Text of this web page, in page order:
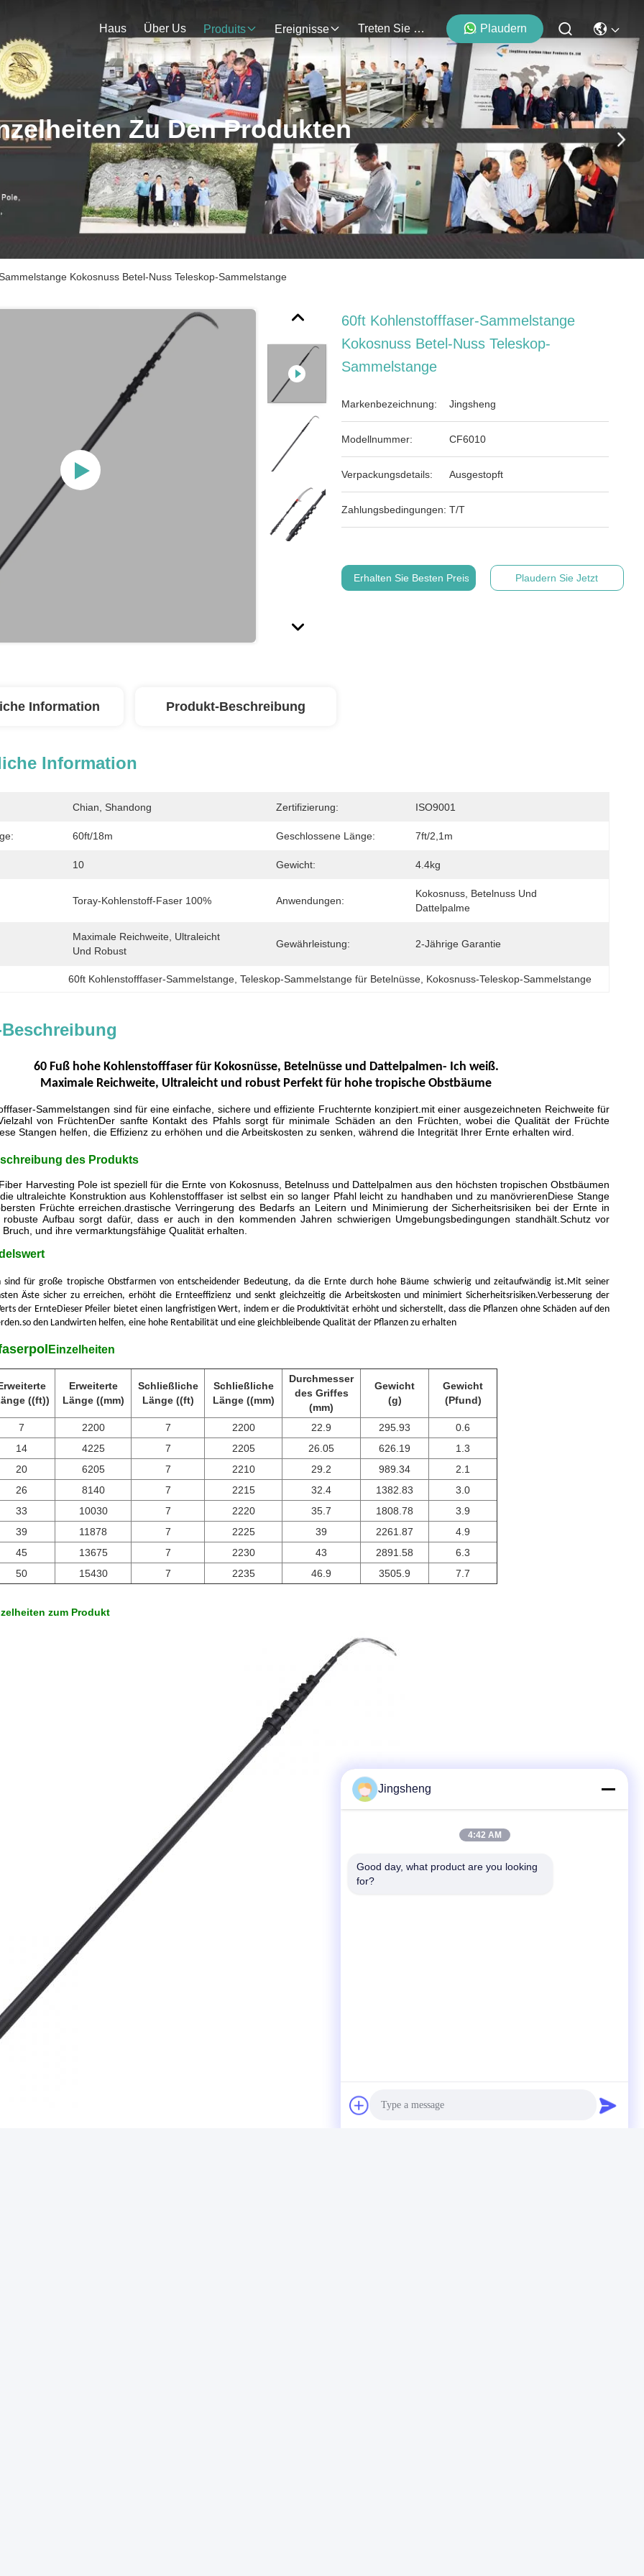
Haus Über Us Produits Ereignisse Treten Sie Mit Uns In Verbindung Plaudern
Zu Den Produkten
Kokosnuss Betel-Nuss Teleskop-Sammelstange
60ft Kohlenstofffaser-Sammelstange
Kokosnuss Betel-Nuss Teleskop-
Sammelstange
Markenbezeichnung: Jingsheng
Modellnummer: CF6010
Verpackungsdetails: Ausgestopft
Zahlungsbedingungen: T/T
Erhalten Sie Besten Preis Plaudern Sie Jetzt
Information Produkt-Beschreibung
Information
Chian, Shandong Zertifizierung: ISO9001
60ft/18m Geschlossene Länge: 7ft/2,1m
10 Gewicht: 4.4kg
Toray-Kohlenstoff-Faser 100% Anwendungen:
Kokosnuss, Betelnuss Und
Dattelpalme
Maximale Reichweite, Ultraleicht
Und Robust
Gewährleistung: 2-Jährige Garantie
60ft Kohlenstofffaser-Sammelstange , Teleskop-Sammelstange für Betelnüsse Kokosnuss-Teleskop-Sammelstange
60 Fuß hohe Kohlenstofffaser für Kokosnüsse, Betelnüsse und Dattelpalmen- Ich weiß.
Maximale Reichweite, Ultraleicht und robust Perfekt für hohe tropische Obstbäume
Sammelstangen sind für eine einfache, sichere und effiziente Fruchternte konzipiert.mit einer ausgezeichneten Reichweite für
von FrüchtenDer sanfte Kontakt des Pfahls sorgt für minimale Schäden an den Früchten, wobei die Qualität der Früchte
Stangen helfen, die Effizienz zu erhöhen und die Arbeitskosten zu senken, während die Integrität Ihrer Ernte erhalten wird.
des Produkts
Harvesting Pole ist speziell für die Ernte von Kokosnuss, Betelnuss und Dattelpalmen aus den höchsten tropischen Obstbäumen
ultraleichte Konstruktion aus Kohlenstofffaser ist selbst ein so langer Pfahl leicht zu handhaben und zu manövrierenDiese Stange
Früchte erreichen.drastische Verringerung des Bedarfs an Leitern und Minimierung der Sicherheitsrisiken bei der Ernte in
Aufbau sorgt dafür, dass er auch in den kommenden Jahren schwierigen Umgebungsbedingungen standhält.Schutz vor
und ihre vermarktungsfähige Qualität erhalten.
sind für große tropische Obstfarmen von entscheidender Bedeutung, da die Ernte durch hohe Bäume schwierig und zeitaufwändig ist.Mit seiner
Äste sicher zu erreichen, erhöht die Ernteeffizienz und senkt gleichzeitig die Arbeitskosten und minimiert Sicherheitsrisiken.Verbesserung der
der ErnteDieser Pfeiler bietet einen langfristigen Wert, indem er die Produktivität erhöht und sicherstellt, dass die Pflanzen ohne Schäden auf den
den Landwirten helfen, eine hohe Rentabilität und eine gleichbleibende Qualität der Pflanzen zu erhalten
Einzelheiten
((ft))
Erweiterte
Länge ((mm)
Schließliche
Länge ((ft)
Schließliche
Länge ((mm)
Durchmesser
des Griffes
(mm)
Gewicht
(g)
Gewicht
(Pfund)
7 2200 7 2200 22.9 295.93
0.6
14 4225 7 2205 26.05 626.19
1.3
20 6205 7 2210 29.2 989.34
2.1
26 8140 7 2215 32.4 1382.83
3.0
33 10030 7 2220 35.7 1808.78
3.9
39 11878 7 2225 39 2261.87
4.9
45 13675 7 2230 43 2891.58
6.3
50 15430 7 2235 46.9 3505.9 7.7
zum Produkt
Jingsheng
4:42 AM
Good day, what product are you looking
for?